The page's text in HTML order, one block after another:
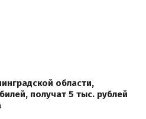
области,
получат 5 тыс. рублей